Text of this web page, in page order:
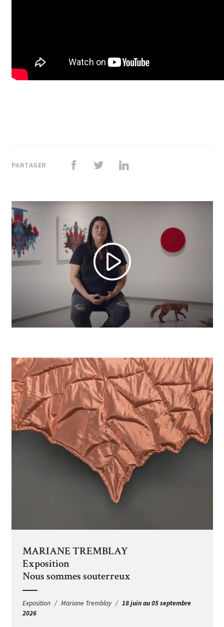
PARTAGER
MARIANE TREMBLAY
Exposition
Nous sommes souterreux
Exposition Mariane Tremblay
18 juin au 05 septembre
2026